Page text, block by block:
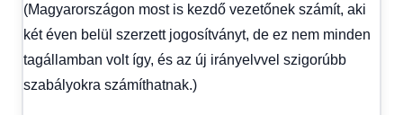
(Magyarországon most is kezdő vezetőnek számít, aki
két éven belül szerzett jogosítványt, de ez nem minden
tagállamban volt így, és az új irányelvvel szigorúbb
szabályokra számíthatnak.)